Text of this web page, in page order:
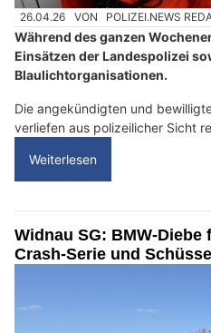
26.04.26 VON POLIZEI.NEWS
Während des ganzen
Einsätzen der Landespolizei
Blaulichtorganisationen.
Die angekündigten und
verliefen aus polizeilicher Sicht
Weiterlesen
Widnau SG: BMW-Diebe
Crash-Serie und